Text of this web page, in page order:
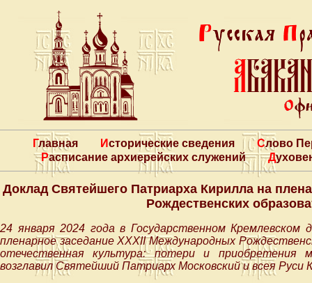
Главная Исторические сведения
Слово
Расписание архиерейских служений
Доклад Святейшего Патриарха Кирилла на
Рождественских
24 января 2024 года в Государственном Кремлевском
пленарное заседание XXXII Международных
отечественная культура: потери и приобретения
возглавил Святейший Патриарх Московский и всея Руси